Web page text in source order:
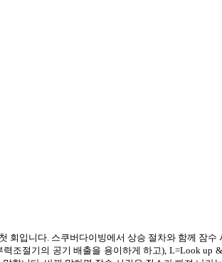
회입니다. 스쿠버다이빙에서 상승 절차와 함께 잠수
력조절기의 공기 배출을 용이하게 하고), L=Look up